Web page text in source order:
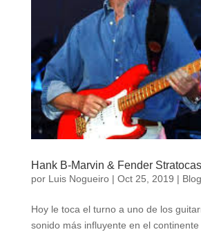
Hank B-Marvin & Fender
por Luis Nogueiro| Oct 25, 2019 | Blog
Hoy le toca el turno a uno de los
sonido más influyente en el